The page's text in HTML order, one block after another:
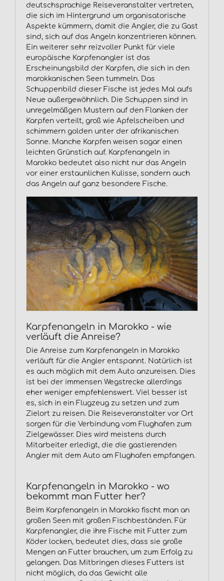
deutschsprachige Reiseveranstalter vertreten,
die sich im Hintergrund um organisatorische
Aspekte kümmern, damit die Angler, die zu Gast
sind, sich auf das Angeln konzentrieren können.
Ein weiterer sehr reizvoller Punkt für viele
europäische Karpfenangler ist das
Erscheinungsbild der Karpfen, die sich in den
marokkanischen Seen tummeln. Das
Schuppenbild dieser Fische ist jedes Mal aufs
Neue außergewöhnlich. Die Schuppen sind in
unregelmäßgen Mustern auf den Flanken der
Karpfen verteilt, groß wie Apfelscheiben und
schimmern golden unter der afrikanischen
Sonne. Manche Karpfen weisen sogar einen
leichten Grünstich auf. Karpfenangeln in
Marokko bedeutet also nicht nur das Angeln
vor einer erstaunlichen Kulisse, sondern auch
das Angeln auf ganz besondere Fische.
Karpfenangeln in Marokko - wie
verläuft die Anreise?
Die Anreise zum Karpfenangeln in Marokko
verläuft für die Angler entspannt. Natürlich ist
es auch möglich mit dem Auto anzureisen. Dies
ist bei der immensen Wegstrecke allerdings
eher weniger empfehlenswert. Viel besser ist
es, sich in ein Flugzeug zu setzen und zum
Zielort zu reisen. Die Reiseveranstalter vor Ort
sorgen für die Verbindung vom Flughafen zum
Zielgewässer. Dies wird meistens durch
Mitarbeiter erledigt, die die gastierenden
Angler mit dem Auto am Flughafen empfangen.
Karpfenangeln in Marokko - wo
bekommt man Futter her?
Beim Karpfenangeln in Marokko fischt man an
großen Seen mit großen Fischbeständen. Für
Karpfenangler, die ihre Fische mit Futter zum
Köder locken, bedeutet dies, dass sie große
Mengen an Futter brauchen, um zum Erfolg zu
gelangen. Das Mitbringen dieses Futters ist
nicht möglich, da das Gewicht alle